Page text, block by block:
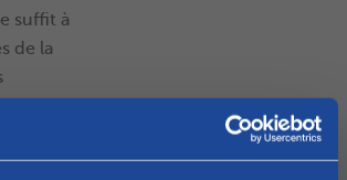
suffit à
de la
à